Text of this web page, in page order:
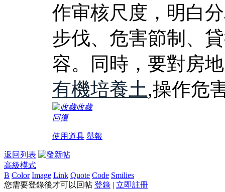
作审核尺度，明白
步伐、危害節制、
容。同時，要對房
有機培養土,操作危
收藏
回復
使用道具 舉報
返回列表
高級模式
B Color Image Link Quote Code Smilies
您需要登錄後才可以回帖 登錄 | 立即註冊